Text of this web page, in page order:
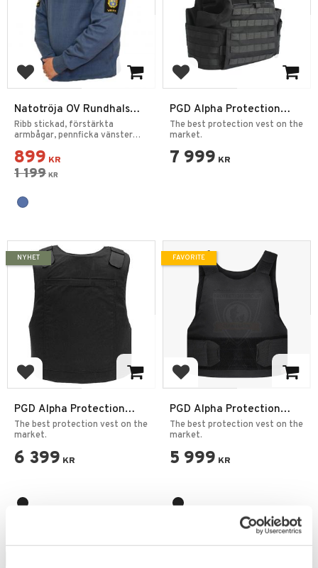
Add to favorites
Natotröja OV Rundhals
Ordningsvakt
Ribb stickad, förstärkta
armbågar, pennficka vänster
899 KR
1 199 KR
Add to favorites
PGD Alpha Protection
Vest DELTA IIIA +55J
The best protection vest on the
market.
7 999 KR
Add to favorites
PGD Alpha Protection
Vest DELTA IIIA +55J
The best protection vest on the
market.
6 399 KR
NYHET
Add to favorites
PGD Alpha Protection
Vest DELTA IIIA +55J
The best protection vest on the
market.
5 999 KR
FAVORITE